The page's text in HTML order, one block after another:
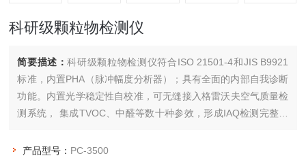
科研级颗粒物检测仪
简要描述：科研级颗粒物检测仪符合ISO 21501-4和JIS B9921
标准，内置PHA（脉冲幅度分析器）；具有全面的内部自我诊断
功能。内置光学稳定性自校准，可无缝接入格雷沃夫空气质量检
测系统， 集成TVOC、中醛等数十种参效，形成IAQ检测完整解
产品型号： PC-3500